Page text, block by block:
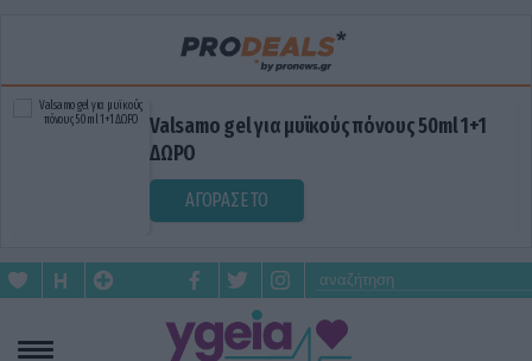
Valsamo gel για μυϊκούς πόνους 50ml 1+1
ΔΩΡΟ
ΑΓΟΡΑΣΕ ΤΟ